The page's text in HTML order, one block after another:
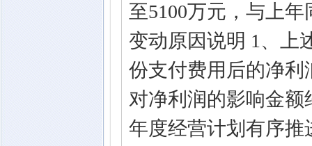
至5100万元，与上
变动原因说明 1、上
份支付费用后的净利
对净利润的影响金额
年度经营计划有序